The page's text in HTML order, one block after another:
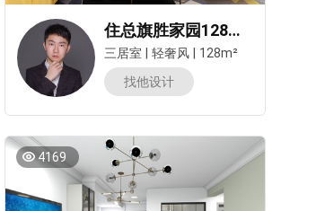
住总旗胜家园128㎡三居室轻奢风装修案例
三居室 轻奢风
128m²
找他设计
4169